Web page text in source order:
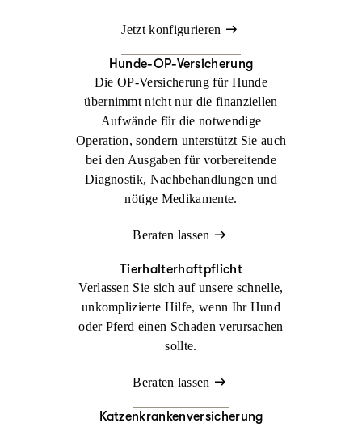
Jetzt konfigurieren
Hunde-OP-Versicherung
Die OP-Versicherung für Hunde
übernimmt nicht nur die finanziellen
Aufwände für die notwendige
Operation, sondern unterstützt Sie auch
bei den Ausgaben für vorbereitende
Diagnostik, Nachbehandlungen und
nötige Medikamente.
Beraten lassen
Tierhalterhaftpflicht
Verlassen Sie sich auf unsere schnelle,
unkomplizierte Hilfe, wenn Ihr Hund
oder Pferd einen Schaden verursachen
sollte.
Beraten lassen
Katzenkrankenversicherung